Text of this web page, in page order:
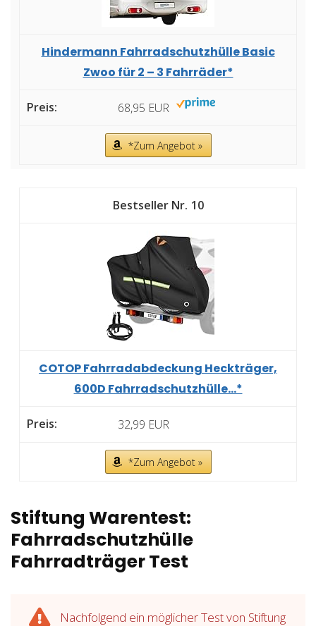
Hindermann Fahrradschutzhülle Basic
Zwoo für 2 – 3 Fahrräder*
68,95 EUR
*Zum Angebot »
10
COTOP Fahrradabdeckung Heckträger,
600D Fahrradschutzhülle...*
32,99 EUR
*Zum Angebot »
Stiftung Warentest:
Fahrradschutzhülle
Fahrradträger Test
Nachfolgend ein möglicher Test von Stiftung